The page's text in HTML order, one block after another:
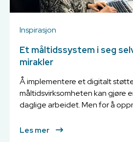
Inspirasjon
Et måltidssystem i seg
mirakler
Å implementere et digitalt
måltidsvirksomheten kan gjøre
daglige arbeidet. Men for å
Les mer